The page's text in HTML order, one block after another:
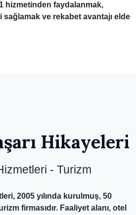
hizmetinden faydalanmak,
ve rekabet avantajı elde
Hikayeleri
- Turizm
2005 yılında kurulmuş, 50
firmasıdır. Faaliyet alanı, otel